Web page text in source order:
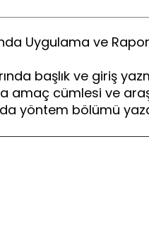
Uygulama ve
başlık ve giriş
cümlesi ve
yöntem bölümü